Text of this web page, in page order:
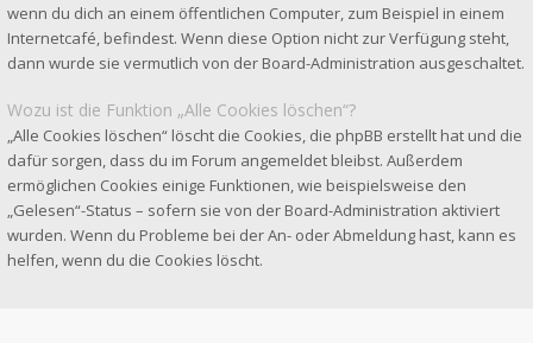
wenn du dich an einem öffentlichen Computer, zum Beispiel in einem
Internetcafé, befindest. Wenn diese Option nicht zur Verfügung steht,
dann wurde sie vermutlich von der Board-Administration ausgeschaltet.
Wozu ist die Funktion „Alle Cookies löschen“?
„Alle Cookies löschen“ löscht die Cookies, die phpBB erstellt hat und die
dafür sorgen, dass du im Forum angemeldet bleibst. Außerdem
ermöglichen Cookies einige Funktionen, wie beispielsweise den
„Gelesen“-Status – sofern sie von der Board-Administration aktiviert
wurden. Wenn du Probleme bei der An- oder Abmeldung hast, kann es
helfen, wenn du die Cookies löscht.